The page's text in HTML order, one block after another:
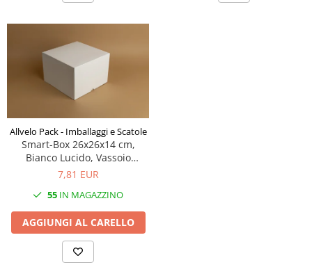
Scatole per Uova e Figure di
Scatole Personalizzate
Scatole Senza Finestra per Mini
Pasticcini
Supporti per Pasticcini
Vassoi in Cartone
Vassoi per Pasticcini e Torte
Allvelo Pack - Imballaggi e Scatole
Smart-Box 26x26x14 cm,
Bianco Lucido, Vassoio
Incluso, Set 5 Pz
7,81 EUR
55 IN MAGAZZINO
AGGIUNGI AL CARELLO